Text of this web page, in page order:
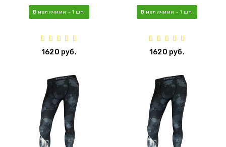
В наличиии - 1 шт.
1620 руб.
В наличиии - 1 шт.
1620 руб.